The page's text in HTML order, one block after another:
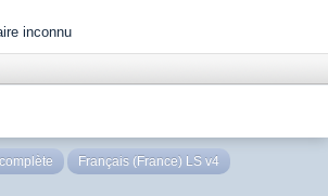
inconnu
Français (France) LS v4